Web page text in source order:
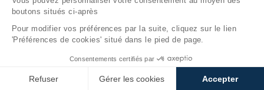
Gestion des cookies
Accessibilité Numérique
Presse
boutons situés ci-après
Pour modifier vos préférences par la suite, cliquez sur le lien
'Préférences de cookies' situé dans le pied de page.
Consentements certifiés par
Refuser Gérer les cookies Accepter